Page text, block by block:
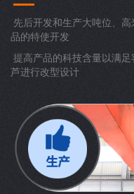
先后开发和生产大吨位、
品的特使开发
提高产品的科技含量以满
芦进行改型设计